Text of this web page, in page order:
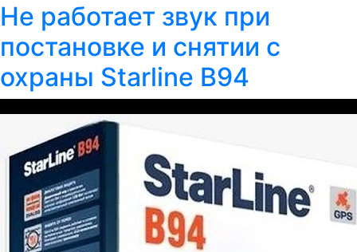
Не работает звук при
постановке и снятии с
охраны Starline B94